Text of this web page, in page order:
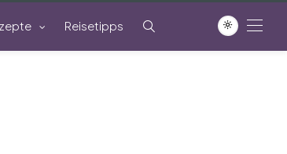
Reisetipps